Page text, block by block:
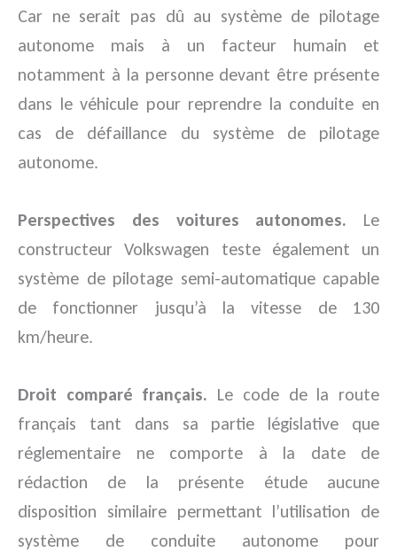
Car ne serait pas dû au système de pilotage
autonome mais à un facteur humain et
notamment à la personne devant être présente
dans le véhicule pour reprendre la conduite en
cas de défaillance du système de pilotage
autonome.
Perspectives des voitures autonomes. Le
constructeur Volkswagen teste également un
système de pilotage semi-automatique capable
de fonctionner jusqu’à la vitesse de 130
km/heure.
Droit comparé français. Le code de la route
français tant dans sa partie législative que
réglementaire ne comporte à la date de
rédaction de la présente étude aucune
disposition similaire permettant l’utilisation de
système de conduite autonome pour